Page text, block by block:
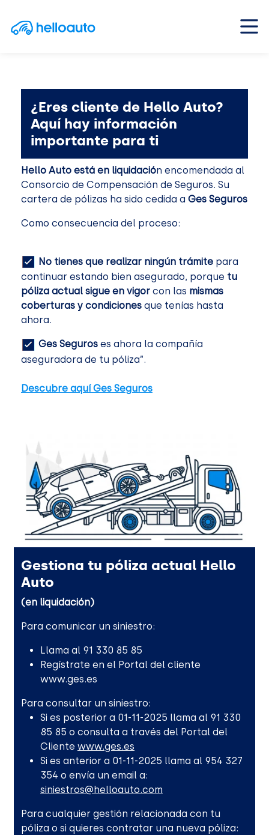
Saltar al contenido
Navegación principal
¿Eres cliente de Hello Auto?
Aquí hay información
importante para ti
Hello Auto está en liquidación encomendada al
Consorcio de Compensación de Seguros. Su
cartera de pólizas ha sido cedida a Ges Seguros
Como consecuencia del proceso:
No tienes que realizar ningún trámite para
continuar estando bien asegurado, porque tu
póliza actual sigue en vigor con las mismas
coberturas y condiciones que tenías hasta
ahora.
Ges Seguros es ahora la compañía
aseguradora de tu póliza”.
Descubre aquí Ges Seguros
Gestiona tu póliza actual Hello
Auto
(en liquidación)
Para comunicar un siniestro:
Llama al 91 330 85 85
Regístrate en el Portal del cliente
www.ges.es
Para consultar un siniestro:
Si es posterior a 01-11-2025 llama al 91 330
85 85 o consulta a través del Portal del
Cliente www.ges.es
Si es anterior a 01-11-2025 llama al 954 327
354 o envía un email a:
siniestros@helloauto.com
Para cualquier gestión relacionada con tu
póliza o si quieres contratar una nueva póliza: